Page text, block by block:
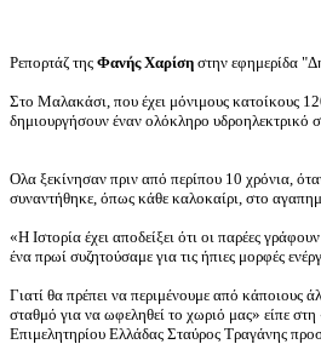
Ρεπορτάζ της Φανής Χαρίση στην εφημερίδα
Στο Μαλακάσι, που έχει μόνιμους κατοίκους
δημιουργήσουν έναν ολόκληρο
Ολα ξεκίνησαν πριν από περίπου 10 χρόνια,
συναντήθηκε, όπως κάθε καλοκαίρι, στο
«Η Ιστορία έχει αποδείξει ότι οι παρέες
ένα πρωί συζητούσαμε για τις ήπιες μορφές
Γιατί θα πρέπει να περιμένουμε από κάποιους
σταθμό για να ωφεληθεί το χωριό μας» είπε
Επιμελητηρίου Ελλάδας Σταύρος Τραγάνης